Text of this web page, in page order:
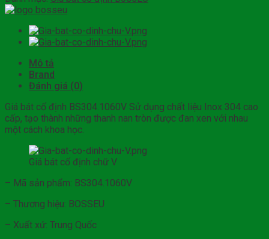
Mô tả
Brand
Đánh giá (0)
Giá bát cố định BS304.1060V Sử dụng chất liệu Inox 304 cao
cấp, tạo thành những thanh nan tròn được đan xen với nhau
một cách khoa học.
Giá bát cố định chữ V
– Mã sản phẩm: BS304.1060V
– Thương hiệu: BOSSEU
– Xuất xứ: Trung Quốc